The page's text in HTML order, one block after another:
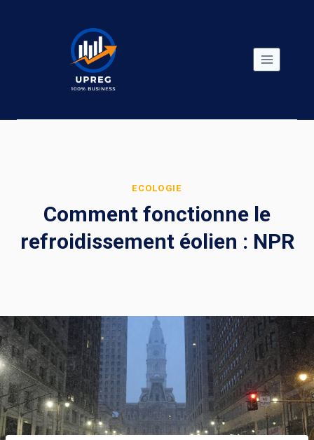
ECOLOGIE
Comment fonctionne le
refroidissement éolien : NPR